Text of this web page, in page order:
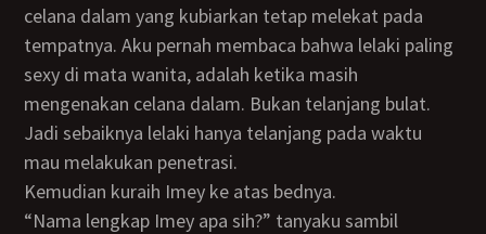
celana dalam yang kubiarkan tetap melekat pada
tempatnya. Aku pernah membaca bahwa lelaki paling
sexy di mata wanita, adalah ketika masih
mengenakan celana dalam. Bukan telanjang bulat.
Jadi sebaiknya lelaki hanya telanjang pada waktu
mau melakukan penetrasi.
Kemudian kuraih Imey ke atas bednya.
“Nama lengkap Imey apa sih?” tanyaku sambil